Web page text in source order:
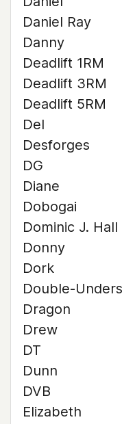
Daniel Ray
Danny
Deadlift 1RM
Deadlift 3RM
Deadlift 5RM
Del
Desforges
DG
Diane
Dobogai
Dominic J. Hall
Donny
Dork
Double-Unders
Dragon
Drew
DT
Dunn
DVB
Elizabeth